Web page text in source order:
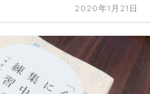
2020年1月21日